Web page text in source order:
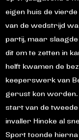
eigen huis de vierde
van de wedstrijd
partij, maar
dit om te zetten in
helft kwamen de
keeperswerk van
gerust kon worden.
start van de tweede
invaller Hinoke al
Sport toonde